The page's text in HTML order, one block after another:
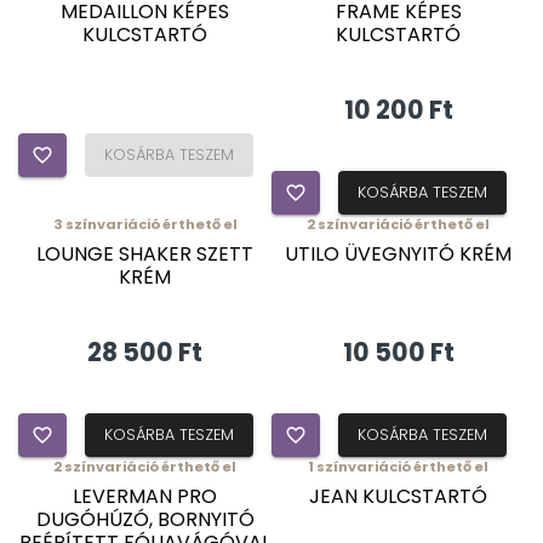
MEDAILLON KÉPES
KULCSTARTÓ
favorite_border KOSÁRBA TESZEM
FRAME KÉPES
KULCSTARTÓ
10 200 Ft
favorite_border KOSÁRBA TESZEM
3 színvariáció érthető el
LOUNGE SHAKER SZETT
KRÉM
28 500 Ft
favorite_border KOSÁRBA TESZEM
2színvariáció érthető el
UTILO ÜVEGNYITÓ KRÉM
10 500 Ft
favorite_border KOSÁRBA TESZEM
2színvariáció érthető el
LEVERMAN PRO
DUGÓHÚZÓ, BORNYITÓ
1 színvariáció érthető el
JEAN KULCSTARTÓ